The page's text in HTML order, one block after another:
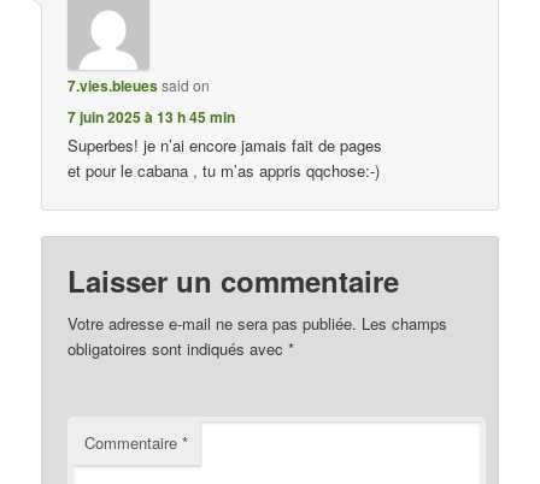
7.vies.bleuessaid on
7 juin 2025 à 13 h 45 min
Superbes! je n’ai encore jamais fait de pages
et pour le cabana , tu m’as appris qqchose:-)
Laisser un commentaire
Votre adresse e-mail ne sera pas publiée. Les champs
obligatoires sont indiqués avec*
Commentaire*